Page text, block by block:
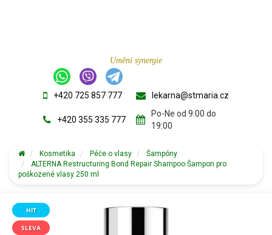
Umění synergie
+420 725 857 777
+420 355 335 777
lekarna@stmaria.cz
Po-Ne od 9:00 do
19:00
Kosmetika Péče o vlasy
Šampóny
ALTERNA Restructuring Bond Repair Shampoo Šampon pro
poškozené vlasy 250 ml
HIT
SLEVA